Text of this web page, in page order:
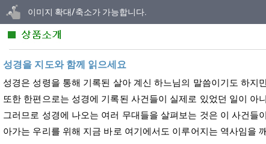
이미지 확대/축소가 가능합니다.
성경을 지도와 함께 읽으세요
성경은 성령을 통해 기록된 살아 계신 하느님의 말씀이기도 하
또한 한편으로는 성경에 기록된 사건들이 실제로 있었던 일이
그러므로 성경에 나오는 여러 무대들을 살펴보는 것은 이 사건
아가는 우리를 위해 지금 바로 여기에서도 이루어지는 역사임을